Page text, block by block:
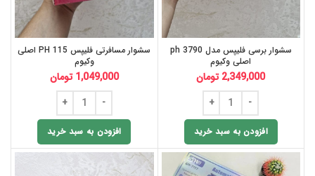
سشوار برسی فلیپس مدل ph 3790
اصلی وکیوم
2,349,000 تومان
افزودن به سبد خرید
سشوار مسافرتی فلیپس PH 115 اصلی
وکیوم
1,049,000 تومان
افزودن به سبد خرید